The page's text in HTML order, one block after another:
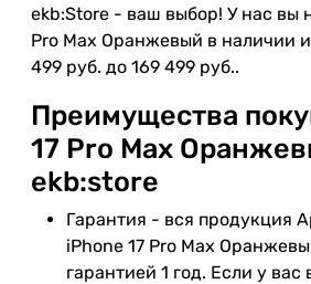
ekb:Store - ваш выбор! У нас вы
Pro Max Оранжевый в наличии и
499 руб. до 169 499 руб..
Преимущества
17 Pro Max
ekb:store
Гарантия - вся продукция
iPhone 17 Pro Max
гарантией 1 год. Если у